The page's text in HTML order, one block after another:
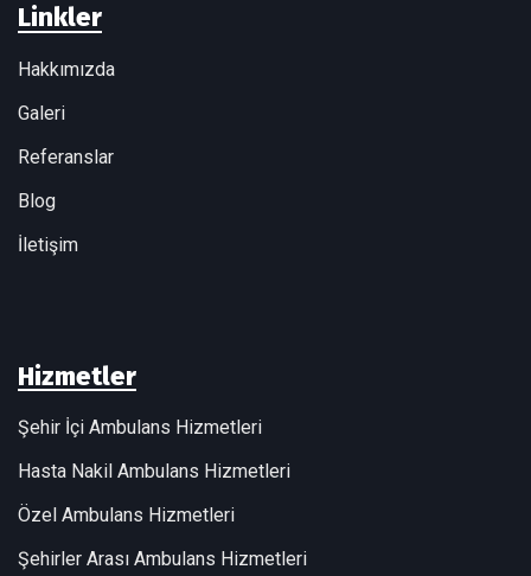
Linkler
Hakkımızda
Galeri
Referanslar
Blog
İletişim
Hizmetler
Şehir İçi Ambulans Hizmetleri
Hasta Nakil Ambulans Hizmetleri
Özel Ambulans Hizmetleri
Şehirler Arası Ambulans Hizmetleri